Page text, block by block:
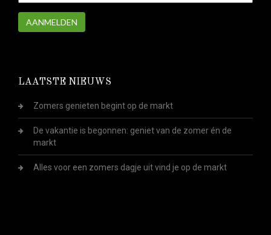
AANMELDEN
LAATSTE NIEUWS
Zomers genieten begint op de markt
De vakantie is begonnen: geniet van de zomer én de
markt
Alles voor een zomers dagje uit vind je op de markt